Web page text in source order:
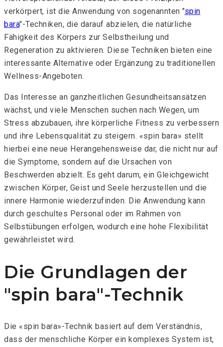
verkörpert, ist die Anwendung von sogenannten "spin
bara"-Techniken, die darauf abzielen, die natürliche
Fähigkeit des Körpers zur Selbstheilung und
Regeneration zu aktivieren. Diese Techniken bieten eine
interessante Alternative oder Ergänzung zu traditionellen
Wellness-Angeboten.
Das Interesse an ganzheitlichen Gesundheitsansätzen
wächst, und viele Menschen suchen nach Wegen, um
Stress abzubauen, ihre körperliche Fitness zu verbessern
und ihre Lebensqualität zu steigern. «spin bara» stellt
hierbei eine neue Herangehensweise dar, die nicht nur auf
die Symptome, sondern auf die Ursachen von
Beschwerden abzielt. Es geht darum, ein Gleichgewicht
zwischen Körper, Geist und Seele herzustellen und die
innere Harmonie wiederzufinden. Die Anwendung kann
durch geschultes Personal oder im Rahmen von
Selbstübungen erfolgen, wodurch eine hohe Flexibilität
gewährleistet wird.
Die Grundlagen der
"spin bara"-Technik
Die «spin bara»-Technik basiert auf dem Verständnis,
dass der menschliche Körper ein komplexes System ist,